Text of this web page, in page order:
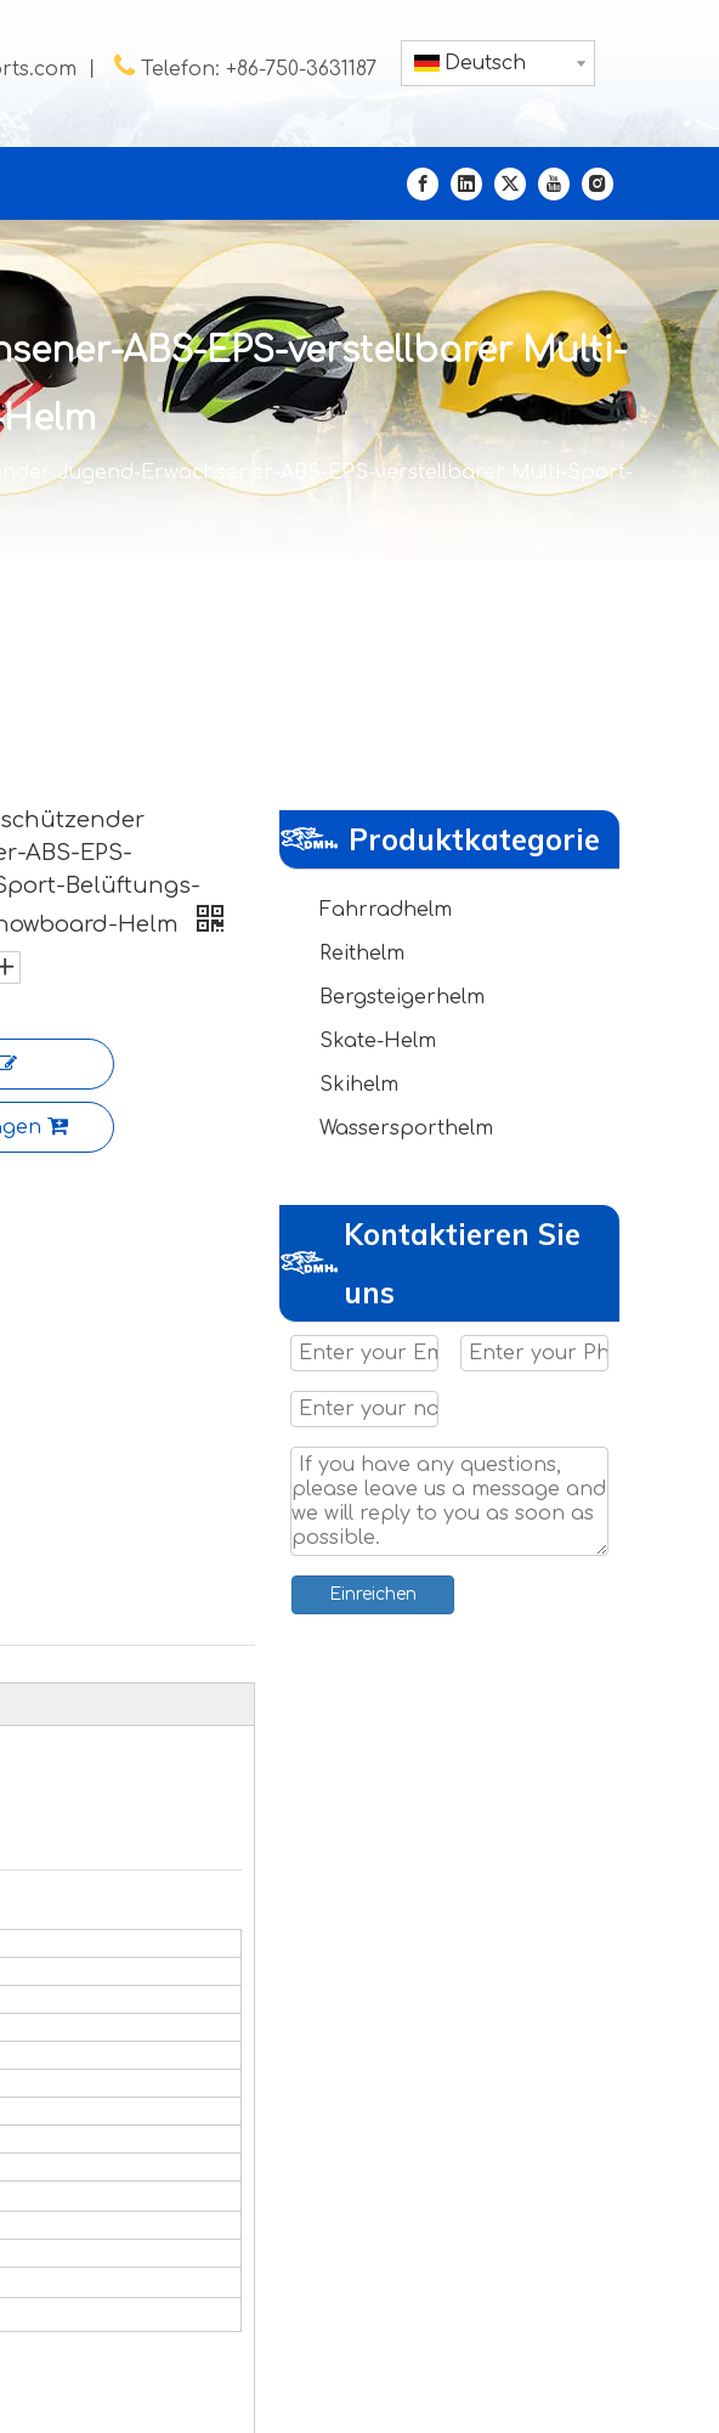
 Telefon: +86-750-3631187 Deutsch
ABS-EPS-verstellbarer Multi-
Jugend-Erwachsener-ABS-EPS-verstellbarer Multi-Sport-
ABS-EPS-
Belüftungs-
Helm
Produktkategorie
Fahrradhelm
Reithelm
Bergsteigerhelm
Skate-Helm
Skihelm
Wassersporthelm
Kontaktieren Sie
uns
Einreichen